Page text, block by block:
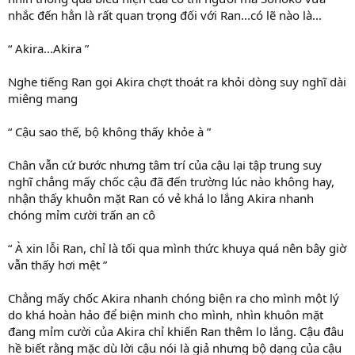
nhắc đến hẳn là rất quan trọng đối với Ran...có lẽ nào là...
“ Akira...Akira ”
Nghe tiếng Ran gọi Akira chợt thoát ra khỏi dòng suy nghĩ dài
miêng mang
“ Cậu sao thế, bộ không thấy khỏe à ”
Chân vẫn cứ bước nhưng tâm trí của cậu lại tập trung suy
nghĩ chẳng mấy chốc cậu đã đến trường lúc nào không hay,
nhận thấy khuôn mặt Ran có vẻ khá lo lắng Akira nhanh
chóng mỉm cười trấn an cô
“ À xin lỗi Ran, chỉ là tối qua mình thức khuya quá nên bây giờ
vẫn thấy hơi mệt ”
Chẳng mấy chốc Akira nhanh chóng biện ra cho mình một lý
do khá hoàn hảo để biện minh cho mình, nhìn khuôn mặt
đang mỉm cười của Akira chỉ khiến Ran thêm lo lắng. Cậu đâu
hề biết rằng mặc dù lời cậu nói là giả nhưng bộ dạng của cậu